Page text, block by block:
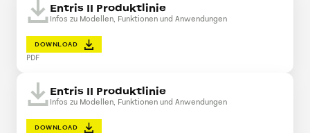
Entris II Produktlinie
Infos zu Modellen, Funktionen und Anwendungen
DOWNLOAD
PDF
Entris II Produktlinie
Infos zu Modellen, Funktionen und Anwendungen
DOWNLOAD